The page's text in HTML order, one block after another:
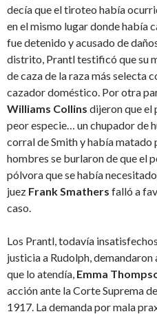
decía que el tiroteo había
en el mismo lugar donde había
fue detenido y acusado de
distrito, Prantl testificó que su
de caza de la raza más selecta
cazador doméstico. Por otra
Williams Collins dijeron que el
peor especie… un chupador de
corral de Smith y había
hombres se burlaron de que el
pólvora que se había
juez Frank Smathers falló a
caso.
Los Prantl, todavía
justicia a Rudolph,
que lo atendía, Emma
acción ante la Corte Suprema
1917. La demanda por mala